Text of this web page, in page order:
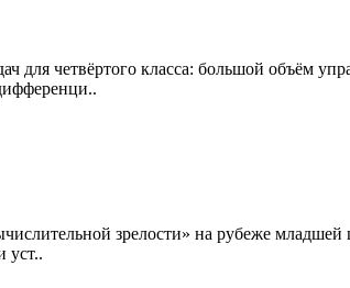
четвёртого класса: большой объём
зрелости» на рубеже
уст..